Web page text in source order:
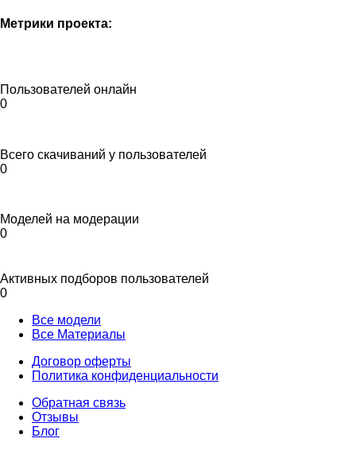
Метрики проекта:
Пользователей онлайн
0
Всего скачиваний у пользователей
0
Моделей на модерации
0
Активных подборов пользователей
0
Все модели
Все Материалы
Договор оферты
Политика конфиденциальности
Обратная связь
Отзывы
Блог